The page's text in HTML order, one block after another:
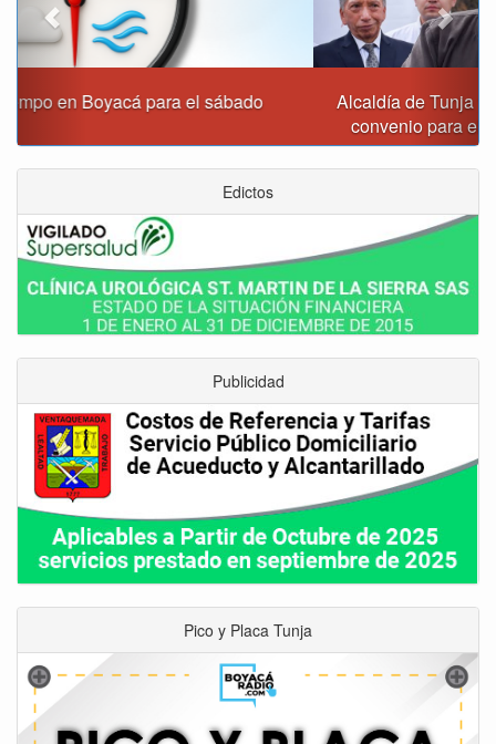
Alcaldía de Tunja y Gobernación de Boyacá firmaron
convenio para el mantenimiento de vía Moniquirá
Edictos
Publicidad
Pico y Placa Tunja